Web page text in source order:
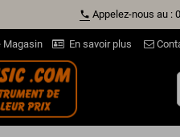
phone Appelez-nous au :
Magasin En savoir plus